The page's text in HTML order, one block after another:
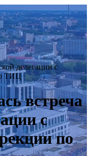
делегации с
ТИЦ
встреча
с
по